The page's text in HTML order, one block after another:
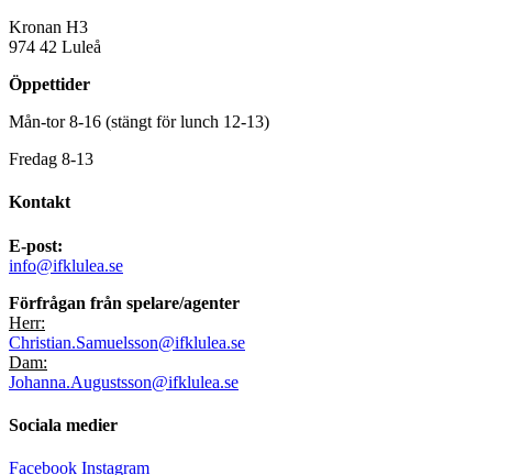
Kronan H3
974 42 Luleå
Öppettider
Mån-tor 8-16 (stängt för lunch 12-13)
Fredag 8-13
Kontakt
E-post:
info@ifklulea.se
Förfrågan från spelare/agenter
Herr:
Christian.Samuelsson@ifklulea.se
Dam:
Johanna.Augustsson@ifklulea.se
Sociala medier
Facebook Instagram